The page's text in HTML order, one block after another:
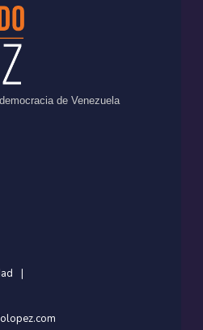
de Venezuela